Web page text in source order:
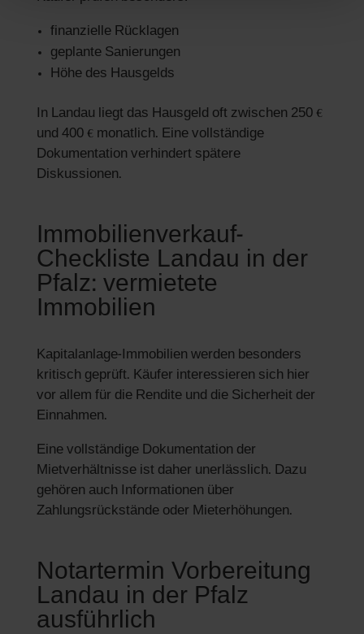
finanzielle Rücklagen
geplante Sanierungen
Höhe des Hausgelds
In Landau liegt das Hausgeld oft zwischen 250 €
und 400 € monatlich. Eine vollständige
Dokumentation verhindert spätere
Diskussionen.
Immobilienverkauf-
Checkliste Landau in der
Pfalz: vermietete
Immobilien
Kapitalanlage-Immobilien werden besonders
kritisch geprüft. Käufer interessieren sich hier
vor allem für die Rendite und die Sicherheit der
Einnahmen.
Eine vollständige Dokumentation der
Mietverhältnisse ist daher unerlässlich. Dazu
gehören auch Informationen über
Zahlungsrückstände oder Mieterhöhungen.
Notartermin Vorbereitung
Landau in der Pfalz
ausführlich